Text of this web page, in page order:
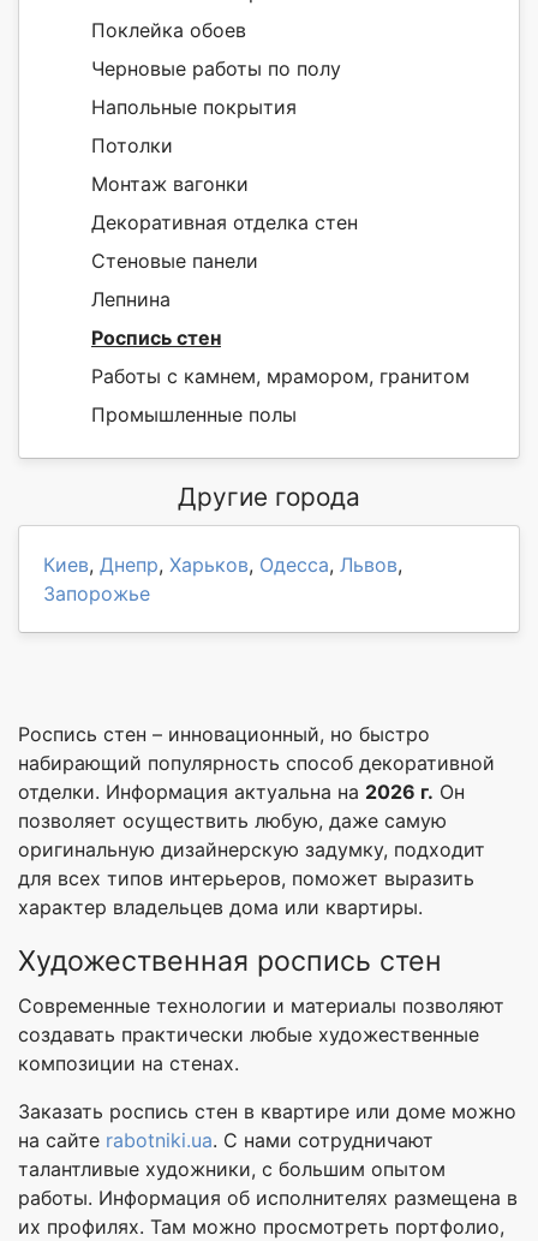
Поклейка обоев
Черновые работы по полу
Напольные покрытия
Потолки
Монтаж вагонки
Декоративная отделка стен
Стеновые панели
Лепнина
Роспись стен
Работы с камнем, мрамором, гранитом
Промышленные полы
Другие города
Киев, Днепр, Харьков, Одесса, Львов,
Запорожье
Роспись стен – инновационный, но быстро
набирающий популярность способ декоративной
отделки. Информация актуальна на 2026 г. Он
позволяет осуществить любую, даже самую
оригинальную дизайнерскую задумку, подходит
для всех типов интерьеров, поможет выразить
характер владельцев дома или квартиры.
Художественная роспись стен
Современные технологии и материалы позволяют
создавать практически любые художественные
композиции на стенах.
Заказать роспись стен в квартире или доме можно
на сайте rabotniki.ua. С нами сотрудничают
талантливые художники, с большим опытом
работы. Информация об исполнителях размещена в
их профилях. Там можно просмотреть портфолио,